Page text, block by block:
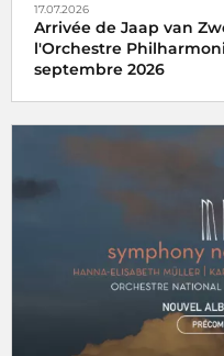
17.07.2026
Arrivée de Jaap van
l'Orchestre
septembre 2026